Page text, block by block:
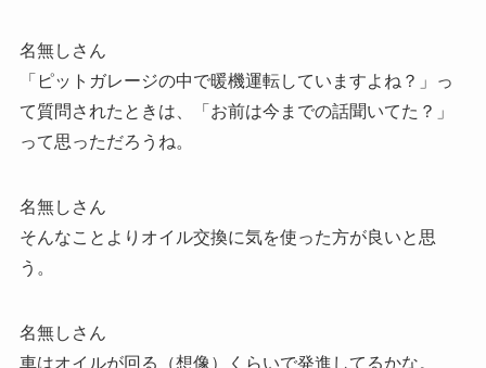
名無しさん
「ピットガレージの中で暖機運転していますよね？」っ
て質問されたときは、「お前は今までの話聞いてた？」
って思っただろうね。
名無しさん
そんなことよりオイル交換に気を使った方が良いと思
う。
名無しさん
車はオイルが回る（想像）くらいで発進してるかな。